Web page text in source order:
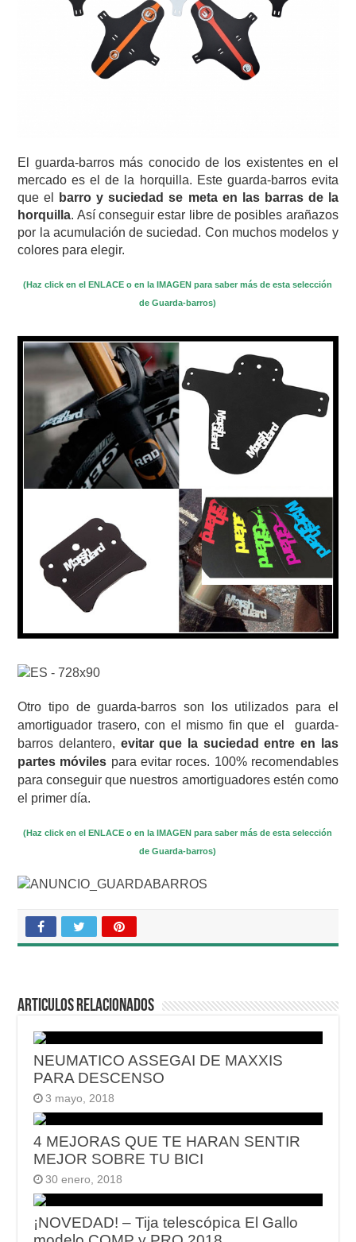
El guarda-barros más conocido de los existentes en el
mercado es el de la horquilla. Este guarda-barros evita
que el
barro y suciedad se meta en las barras de la
horquilla. Así conseguir estar libre de posibles arañazos
por la acumulación de suciedad. Con muchos modelos y
colores para elegir.
(Haz click en el ENLACE o en la IMAGEN para saber más de esta selección
de Guarda-barros)
Otro tipo de guarda-barros son los utilizados para el
amortiguador trasero, con el mismo fin que el guarda-
barros delantero, evitar que la suciedad entre en las
partes móviles para evitar roces. 100% recomendables
para conseguir que nuestros amortiguadores estén como
el primer día.
(Haz click en el ENLACE o en la IMAGEN para saber más de esta selección
de Guarda-barros)
Articulos relacionados
NEUMATICO ASSEGAI DE MAXXIS
PARA DESCENSO
3 mayo, 2018
4 MEJORAS QUE TE HARAN SENTIR
MEJOR SOBRE TU BICI
30 enero, 2018
¡NOVEDAD! – Tija telescópica El Gallo